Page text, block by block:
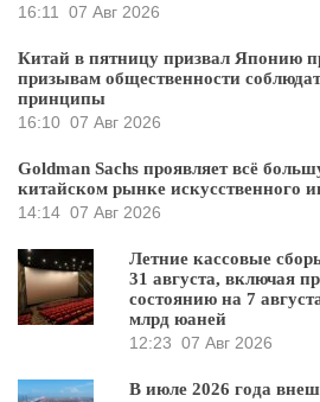
16:11
07 Авг 2026
Китай в пятницу призвал Японию
призывам общественности
принципы
16:10 07 Авг 2026
Goldman Sachs проявляет всё
китайском рынке искусственного
14:14 07 Авг 2026
Летние кассовые
31 августа, включая
состоянию на 7
млрд юаней
12:23 07 Авг 2026
В июле 2026 года